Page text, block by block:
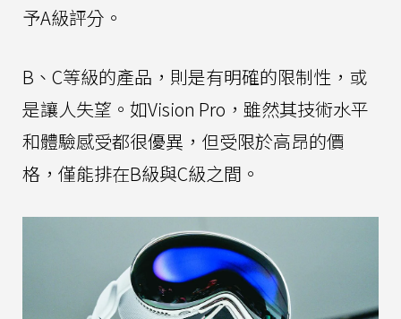
予A級評分。
B、C等級的產品，則是有明確的限制性，或
是讓人失望。如Vision Pro，雖然其技術水平
和體驗感受都很優異，但受限於高昂的價
格，僅能排在B級與C級之間。